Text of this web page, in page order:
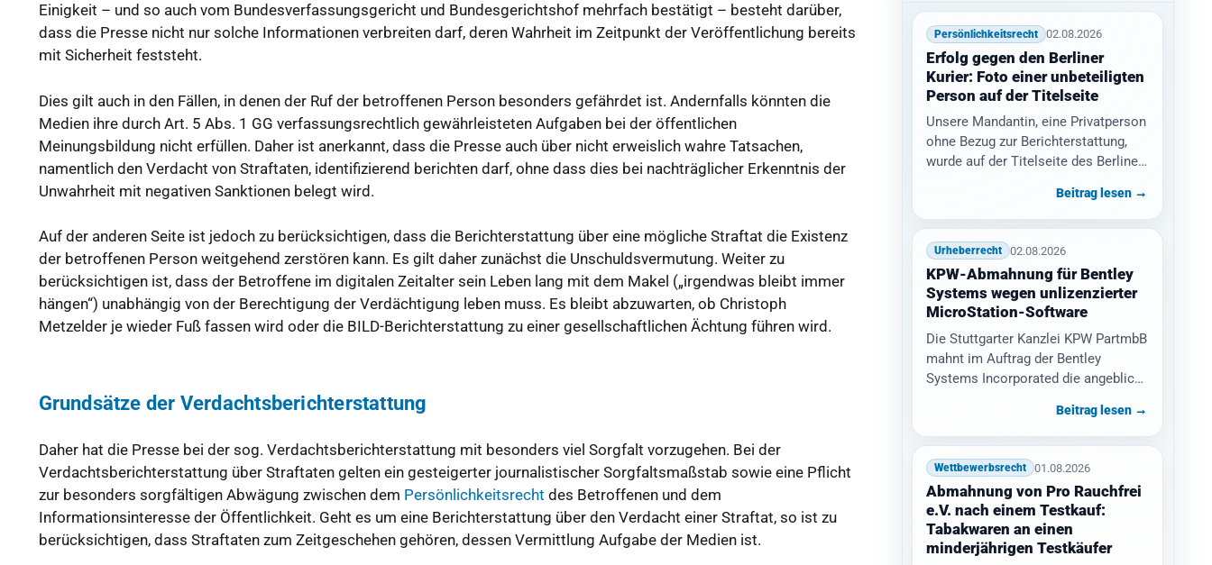
Einigkeit – und so auch vom Bundesverfassungsgericht und Bundesgerichtshof mehrfach bestätigt – besteht darüber,
dass die Presse nicht nur solche Informationen verbreiten darf, deren Wahrheit im Zeitpunkt der Veröffentlichung bereits
mit Sicherheit feststeht.
Dies gilt auch in den Fällen, in denen der Ruf der betroffenen Person besonders gefährdet ist. Andernfalls könnten die
Medien ihre durch Art. 5 Abs. 1 GG verfassungsrechtlich gewährleisteten Aufgaben bei der öffentlichen
Meinungsbildung nicht erfüllen. Daher ist anerkannt, dass die Presse auch über nicht erweislich wahre Tatsachen,
namentlich den Verdacht von Straftaten, identifizierend berichten darf, ohne dass dies bei nachträglicher Erkenntnis der
Unwahrheit mit negativen Sanktionen belegt wird.
Auf der anderen Seite ist jedoch zu berücksichtigen, dass die Berichterstattung über eine mögliche Straftat die Existenz
der betroffenen Person weitgehend zerstören kann. Es gilt daher zunächst die Unschuldsvermutung. Weiter zu
berücksichtigen ist, dass der Betroffene im digitalen Zeitalter sein Leben lang mit dem Makel („irgendwas bleibt immer
hängen“) unabhängig von der Berechtigung der Verdächtigung leben muss. Es bleibt abzuwarten, ob Christoph
Metzelder je wieder Fuß fassen wird oder die BILD-Berichterstattung zu einer gesellschaftlichen Ächtung führen wird.
Grundsätze der Verdachtsberichterstattung
Daher hat die Presse bei der sog. Verdachtsberichterstattung mit besonders viel Sorgfalt vorzugehen. Bei der
Verdachtsberichterstattung über Straftaten gelten ein gesteigerter journalistischer Sorgfaltsmaßstab sowie eine Pflicht
zur besonders sorgfältigen Abwägung zwischen dem Persönlichkeitsrecht des Betroffenen und dem
Informationsinteresse der Öffentlichkeit. Geht es um eine Berichterstattung über den Verdacht einer Straftat, so ist zu
berücksichtigen, dass Straftaten zum Zeitgeschehen gehören, dessen Vermittlung Aufgabe der Medien ist.
Persönlichkeitsrecht 02.08.2026
Erfolg gegen den Berliner
Kurier: Foto einer unbeteiligten
Person auf der Titelseite
Unsere Mandantin, eine Privatperson
ohne Bezug zur Berichterstattung,
wurde auf der Titelseite des Berliner
Beitrag lesen →
Urheberrecht 02.08.2026
KPW-Abmahnung für Bentley
Systems wegen unlizenzierter
MicroStation-Software
Die Stuttgarter Kanzlei KPW PartmbB
mahnt im Auftrag der Bentley
Systems Incorporated die angeblich
Software MicroStation ab.…
Beitrag lesen →
Wettbewerbsrecht 01.08.2026
Abmahnung von Pro Rauchfrei
e.V. nach einem Testkauf:
Tabakwaren an einen
minderjährigen Testkäufer